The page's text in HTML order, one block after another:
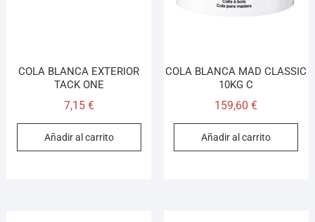
COLA BLANCA EXTERIOR
TACK ONE
7,15 €
Añadir al carrito
COLA BLANCA MAD CLASSIC
10KG C
159,60€
Añadir al carrito